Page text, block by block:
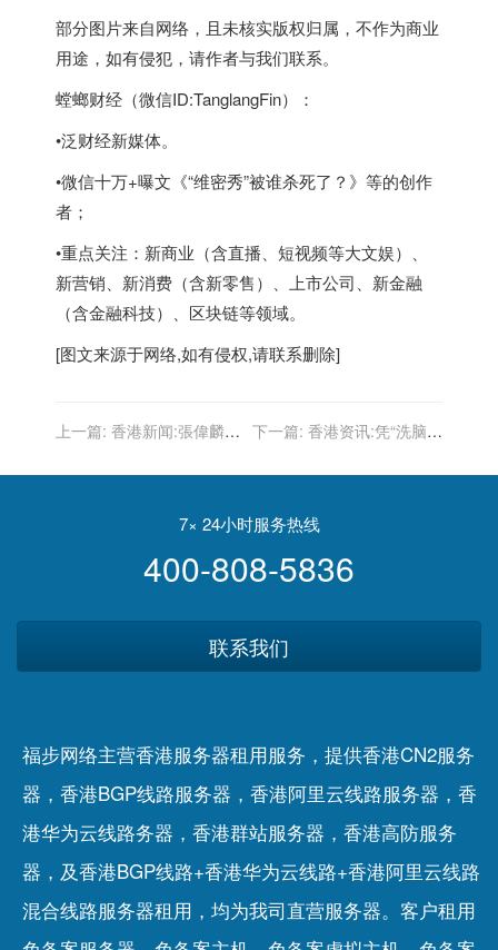
部分图片来自网络，且未核实版权归属，不作为商业
用途，如有侵犯，请作者与我们联系。
螳螂财经（微信ID:TanglangFin）：
•泛财经新媒体。
•微信十万+曝文《“维密秀”被谁杀死了？》等的创作
者；
•重点关注：新商业（含直播、短视频等大文娱）、
新营销、新消费（含新零售）、上市公司、新金融
（含金融科技）、区块链等领域。
[图文来源于网络,如有侵权,请联系删除]
上一篇: 香港新闻:張偉麟：
地 提供系統性科研數據
下一篇: 香港资讯:凭“洗脑神
实在高明
7× 24小时服务热线
400-808-5836
联系我们
福步网络主营香港服务器租用服务，提供香港CN2服务
器，香港BGP线路服务器，香港阿里云线路服务器，香
港华为云线路务器，香港群站服务器，香港高防服务
器，及香港BGP线路+香港华为云线路+香港阿里云线路
混合线路服务器租用，均为我司直营服务器。客户租用